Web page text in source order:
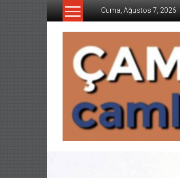
İçeriğe
Cuma, Ağustos 7, 2026
CAMLIMANI
AKADEMI